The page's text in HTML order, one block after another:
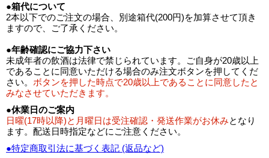
●箱代について
2本以下でのご注文の場合、別途箱代(200円)を加算させて頂き
ますので、ご了承ください。
●年齢確認にご協力下さい
未成年者の飲酒は法律で禁じられています。ご自身が20歳以上
であることに同意いただける場合のみ注文ボタンを押してくだ
さい。 ボタンを押した時点で20歳以上であることに同意したと
みなさせていただきます。
●休業日のご案内
日曜(17時以降)と月曜日は受注確認・発送作業がお休みとなり
ます。配送日時指定などにご注意ください。
●特定商取引法に基づく表記 (返品など)